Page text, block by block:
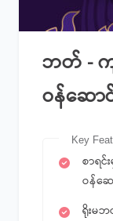
ဘတ် - ကျ
ဝန်ဆော
Key
စာရ
ဝန်ဆေ
ရိုးမ